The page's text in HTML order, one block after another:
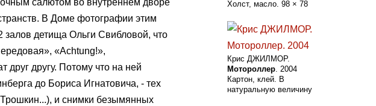
салютом во внутреннем дворе
В Доме фотографии этим
детища Ольги Свибловой, что
«Achtung!»,
другу. Потому что на ней
до Бориса Игнатовича, - тех
и снимки безымянных
Холст, масло. 98 × 78
Крис ДЖИЛМОР.
Мотороллер. 2004
Картон, клей. В
натуральную величину